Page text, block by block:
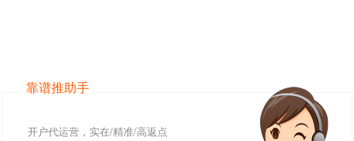
靠谱推助手
开户代运营，实在/精准/高返点